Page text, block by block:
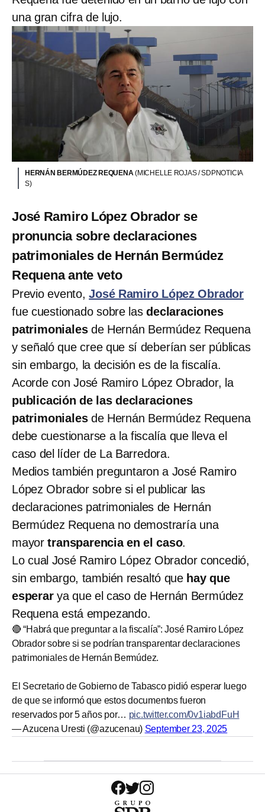
una gran cifra de lujo.
HERNÁN BERMÚDEZ REQUENA(MICHELLE ROJAS / SDPNOTICIA
S)
José Ramiro López Obrador se
pronuncia sobre declaraciones
patrimoniales de Hernán Bermúdez
Requena ante veto
Previo evento,José Ramiro López Obrador
fue cuestionado sobre lasdeclaraciones
patrimonialesde Hernán Bermúdez Requena
y señaló que cree que sí deberían ser públicas
sin embargo, la decisión es de la fiscalía.
Acorde con José Ramiro López Obrador, la
publicación de las declaraciones
patrimonialesde Hernán Bermúdez Requena
debe cuestionarse a la fiscalía que lleva el
caso del líder de La Barredora.
Medios también preguntaron a José Ramiro
López Obrador sobre si el publicar las
declaraciones patrimoniales de Hernán
Bermúdez Requena no demostraría una
mayor transparencia en el caso.
Lo cual José Ramiro López Obrador concedió,
sin embargo, también resaltó que hay que
esperarya que el caso de Hernán Bermúdez
Requena está empezando.
🔴 “Habrá que preguntar a la fiscalía”: José Ramiro López
Obrador sobre si se podrían transparentar declaraciones
patrimoniales de Hernán Bermúdez.
El Secretario de Gobierno de Tabasco pidió esperar luego
de que se informó que estos documentos fueron
reservados por 5 años por… pic.twitter.com/0v1iabdFuH
— Azucena Uresti (@azucenau) September 23, 2025